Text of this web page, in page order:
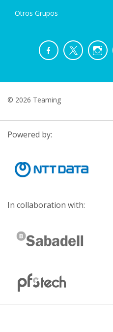
Otros Grupos
© 2026 Teaming
Powered by:
In collaboration with: